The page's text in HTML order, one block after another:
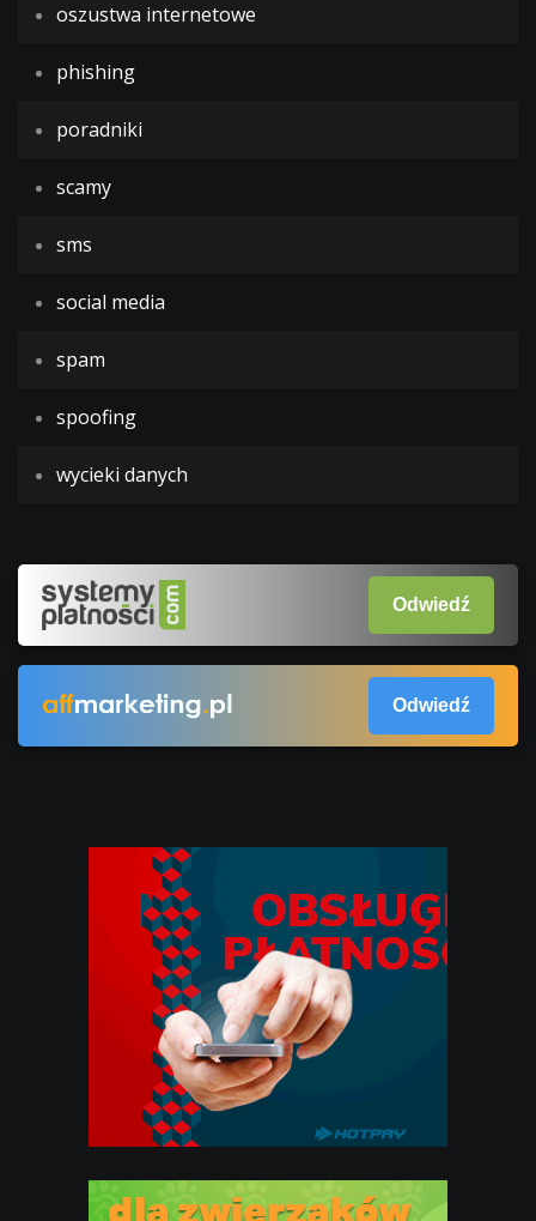
oszustwa internetowe
phishing
poradniki
scamy
sms
social media
spam
spoofing
wycieki danych
Odwiedź
Odwiedź